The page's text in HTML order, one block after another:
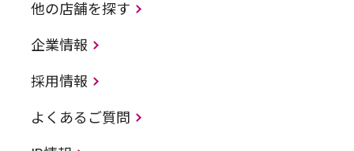
他の店舗を探す
企業情報
採用情報
よくあるご質問